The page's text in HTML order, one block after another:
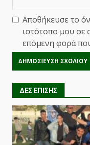
Αποθήκευσε το
ιστότοπο μου σε
επόμενη φορά
ΔΕΣ ΕΠΙΣΗΣ